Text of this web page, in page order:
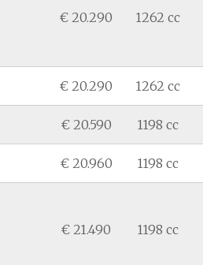
€ 20.290 1262 cc
€ 20.290 1262 cc
€ 20.590 1198 cc
€ 20.960 1198 cc
€ 21.490 1198 cc